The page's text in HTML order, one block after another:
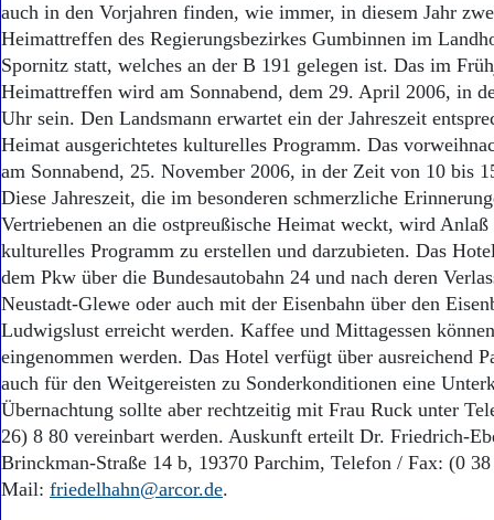
auch in den Vorjahren finden, wie immer, in diesem Jahr
Heimattreffen des Regierungsbezirkes Gumbinnen im
Spornitz statt, welches an der B 191 gelegen ist. Das im
Heimattreffen wird am Sonnabend, dem 29. April 2006, in
Uhr sein. Den Landsmann erwartet ein der Jahreszeit
Heimat ausgerichtetes kulturelles Programm. Das
am Sonnabend, 25. November 2006, in der Zeit von 10 bis
Diese Jahreszeit, die im besonderen schmerzliche
Vertriebenen an die ostpreußische Heimat weckt, wird Anlaß
kulturelles Programm zu erstellen und darzubieten. Das
dem Pkw über die Bundesautobahn 24 und nach deren
Neustadt-Glewe oder auch mit der Eisenbahn über den
Ludwigslust erreicht werden. Kaffee und Mittagessen
eingenommen werden. Das Hotel verfügt über ausreichend
auch für den Weitgereisten zu Sonderkonditionen eine
Übernachtung sollte aber rechtzeitig mit Frau Ruck unter
26) 8 80 vereinbart werden. Auskunft erteilt Dr. Friedrich-
Brinckman-Straße 14 b, 19370 Parchim, Telefon / Fax: (0
Mail: friedelhahn@arcor.de.